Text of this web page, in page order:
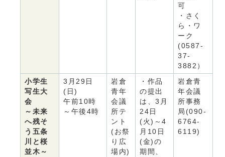
可
・さく
ら・ワ
ーク
(0587-
37-
3882）
小学生
写生大
会
～未来
へ残そ
う五条
川と桜
並木～
3月29日
(日)
午前10時
～午後4時
岩倉
青年
会議
所テ
ント
(お祭
り広
場内)
・作品
の提出
は、3月
24日
(火)～4
月10日
(金)の
期間、
岩倉青
年会議
所事務
局(090-
6764-
6119)